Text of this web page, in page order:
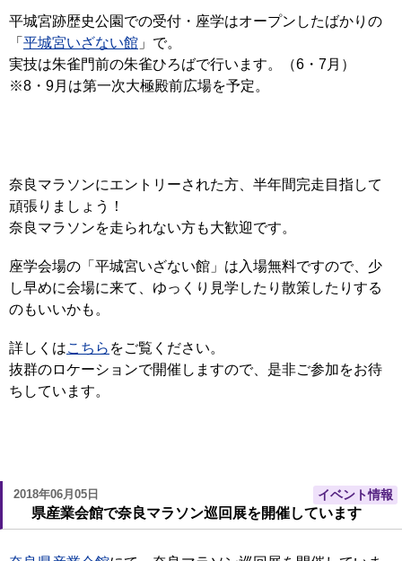
平城宮跡歴史公園での受付・座学はオープンしたばかりの
「 平城宮いざない館 」で。
実技は朱雀門前の朱雀ひろばで行います。（6・7月）
※8・9月は第一次大極殿前広場を予定。
奈良マラソンにエントリーされた方、半年間完走目指して
頑張りましょう！
奈良マラソンを走られない方も大歓迎です。
座学会場の「平城宮いざない館」は入場無料ですので、少
し早めに会場に来て、ゆっくり見学したり散策したりする
のもいいかも。
詳しくはこちら をご覧ください。
抜群のロケーションで開催しますので、是非ご参加をお待
ちしています。
2018年06月05日 イベント情報
県産業会館で奈良マラソン巡回展を開催しています